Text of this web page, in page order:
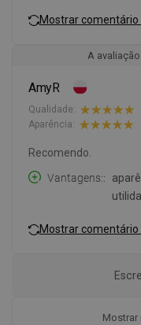
Mostrar comentário
A
AmyR
Qualidade:
Aparência:
Recomendo.
Vantagens:
Mostrar comentário
Mostrar